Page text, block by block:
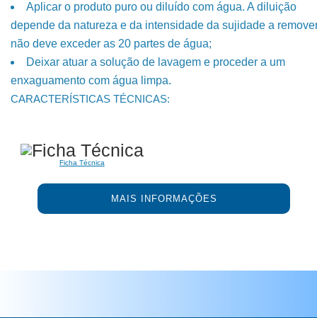
Aplicar o produto puro ou diluído com água. A diluição
depende da natureza e da intensidade da sujidade a
não deve exceder as 20 partes de água;
Deixar atuar a solução de lavagem e proceder a um
enxaguamento com água limpa.
CARACTERÍSTICAS TÉCNICAS:
Ficha Técnica
MAIS INFORMAÇÕES